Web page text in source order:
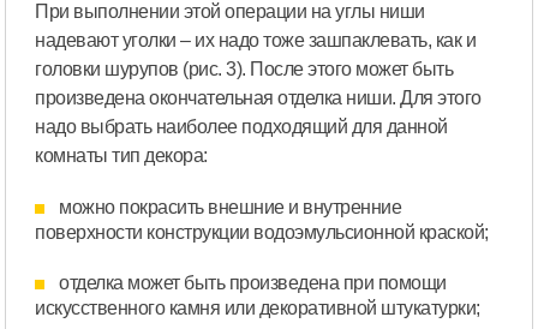
При выполнении этой операции на углы ниши
надевают уголки – их надо тоже зашпаклевать, как и
головки шурупов (рис. 3). После этого может быть
произведена окончательная отделка ниши. Для этого
надо выбрать наиболее подходящий для данной
комнаты тип декора:
можно покрасить внешние и внутренние
поверхности конструкции водоэмульсионной краской;
отделка может быть произведена при помощи
искусственного камня или декоративной штукатурки;